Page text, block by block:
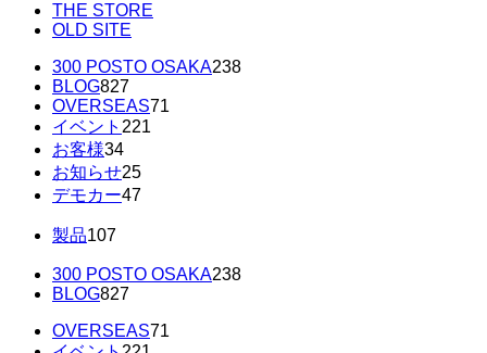
THE STORE
OLD SITE
300 POSTO OSAKA238
BLOG827
OVERSEAS71
イベント 221
お客様34
お知らせ25
デモカー47
製品107
300 POSTO OSAKA238
BLOG827
OVERSEAS71